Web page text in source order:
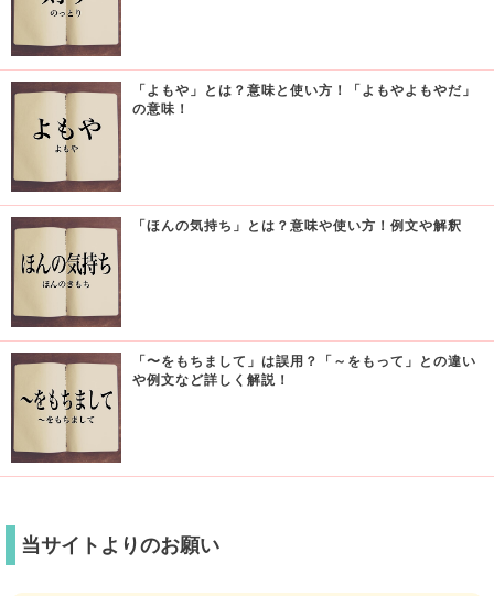
「よもや」とは？意味と使い方！「よもやよもやだ」
の意味！
「ほんの気持ち」とは？意味や使い方！例文や解釈
「〜をもちまして」は誤用？「～をもって」との違い
や例文など詳しく解説！
当サイトよりのお願い